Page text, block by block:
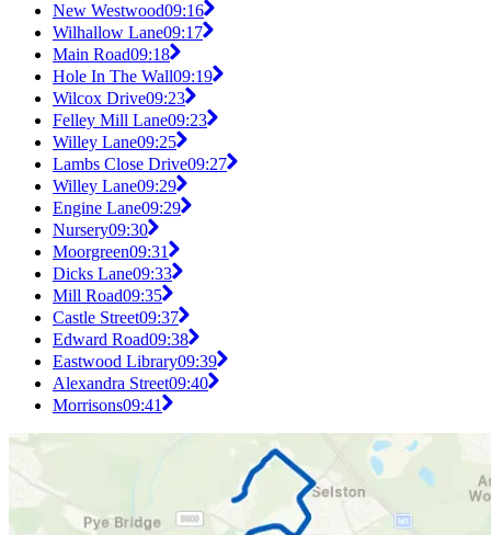
New Westwood09:16
Wilhallow Lane09:17
Main Road09:18
Hole In The Wall09:19
Wilcox Drive09:23
Felley Mill Lane09:23
Willey Lane09:25
Lambs Close Drive09:27
Willey Lane09:29
Engine Lane09:29
Nursery09:30
Moorgreen09:31
Dicks Lane09:33
Mill Road09:35
Castle Street09:37
Edward Road09:38
Eastwood Library09:39
Alexandra Street09:40
Morrisons09:41